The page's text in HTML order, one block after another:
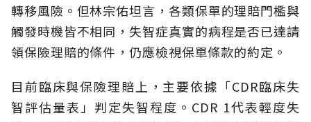
轉移風險。但林宗佑坦言，各類保單的理賠門檻與
觸發時機皆不相同，失智症真實的病程是否已達請
領保險理賠的條件，仍應檢視保單條款的約定。
目前臨床與保險理賠上，主要依據「CDR臨床失
智評估量表」判定失智程度。CDR 1代表輕度失